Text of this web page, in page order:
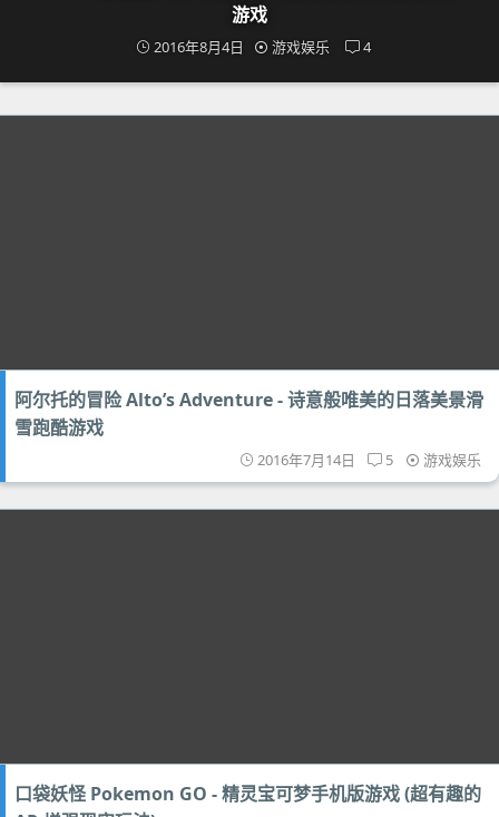
游戏
2016年8月4日 游戏娱乐 4
阿尔托的冒险 Alto’s Adventure - 诗意般唯美的日落美景滑
雪跑酷游戏
2016年7月14日 5 游戏娱乐
口袋妖怪 Pokemon GO - 精灵宝可梦手机版游戏 (超有趣的